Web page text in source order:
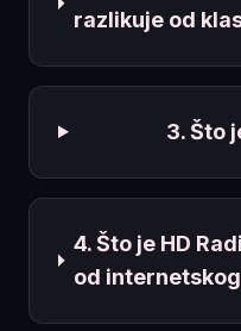
razlikuje od
3. Što
4. Što je HD
od